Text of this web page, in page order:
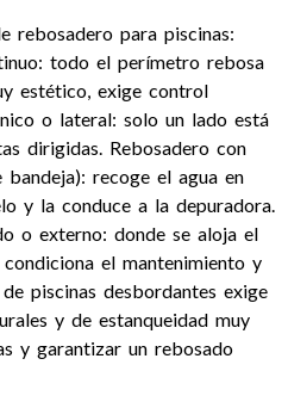
rebosadero para piscinas:
todo el perímetro rebosa
estético, exige control
o lateral: solo un lado está
dirigidas. Rebosadero con
recoge el agua en
y la conduce a la depuradora.
o externo: donde se aloja el
el mantenimiento y
piscinas desbordantes exige
y de estanqueidad muy
y garantizar un rebosado